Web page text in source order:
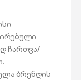
ჩართვა/
ბრენდის